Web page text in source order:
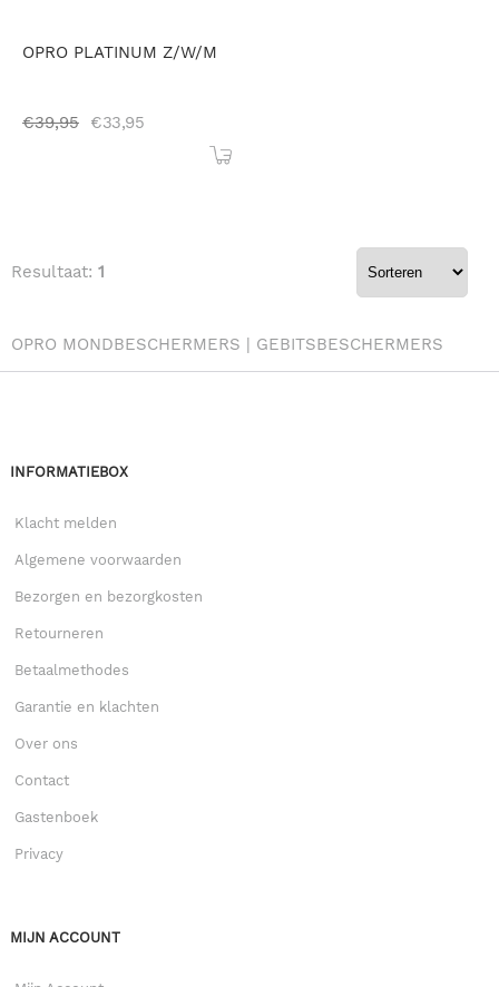
OPRO PLATINUM Z/W/M
€39,95 €33,95
Resultaat: 1
OPRO MONDBESCHERMERS | GEBITSBESCHERMERS
INFORMATIEBOX
Klacht melden
Algemene voorwaarden
Bezorgen en bezorgkosten
Retourneren
Betaalmethodes
Garantie en klachten
Over ons
Contact
Gastenboek
Privacy
MIJN ACCOUNT